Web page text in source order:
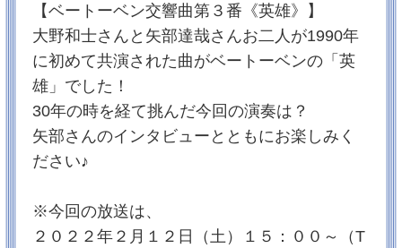
2024/12/31
今年もありがとうございました！元日は午前7:55～ぜ
ひご覧ください♪
いつも番組への応援ありがとうございます！2024年は
皆さんにとってどのような年でしたか？
楽しかったこと、辛かったこと、乗り越えたこと、
様々な出来事があったのではないでしょうか。
今年も番組が皆さんの生活に少しでも彩を与えること
ができたなら幸いです♪
さて、来年も元日特番をやらせていただくことになり
心を潤わせてくれるピアノの音色をご堪能ください！
来年もどうぞ番組への応援よろしくお願いいたしま
す！！！
【ベートーベン交響曲第３番《英雄》】
大野和士さんと矢部達哉さんお二人が1990年
に初めて共演された曲がベートーベンの「英
雄」でした！
30年の時を経て挑んだ今回の演奏は？
矢部さんのインタビューとともにお楽しみく
ださい♪
※今回の放送は、
２０２２年２月１２日（土）１５：００～（T